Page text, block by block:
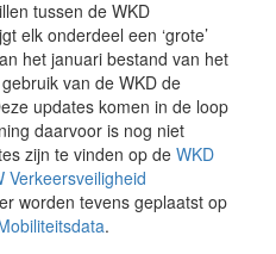
tussen de WKD
elk onderdeel een ‘grote’
het januari bestand van het
van de WKD de
updates komen in de loop
daarvoor is nog niet
zijn te vinden op de WKD
Verkeersveiligheid
worden tevens geplaatst op
.